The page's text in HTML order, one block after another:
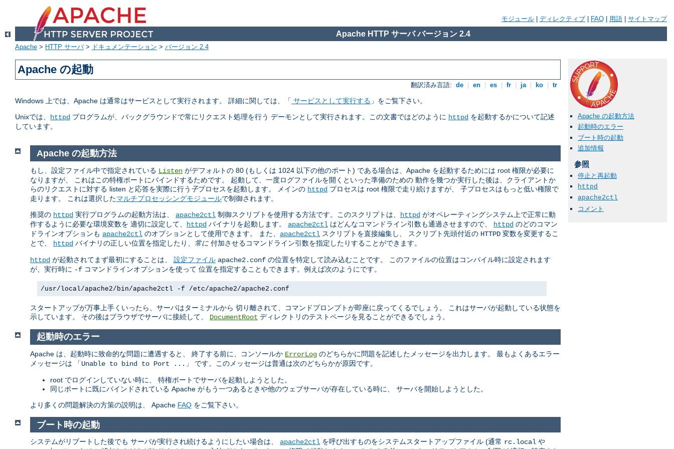
モジュール ディレクティブ FAQ 用語 サイトマップ
Apache HTTP サーバ バージョン 2.4
Apache > HTTP サーバ> ドキュメンテーション > バージョン 2.4
Apache の起動
翻訳済み言語: de en es fr ja ko tr
Windows 上では、Apache は通常はサービスとして実行されます。 詳細に関しては、「 サービスとして実行する 」をご覧下さい。
Unixでは、 httpd プログラムが、バックグラウンドで常にリクエスト処理を行う デーモンとして実行されます。この文書ではどのように httpd を起動するかについて記述
しています。
Apache の起動方法
起動時のエラー
ブート時の起動
追加情報
参照
停止と再起動
httpd
apache2ctl
コメント
Apache の起動方法
もし、設定ファイル中で指定されている Listen がデフォルトの 80 (もしくは 1024 以下の他のポート) である場合は、Apache を起動するためには root 権限が必要に
なりますが、 これはこの特権ポートにバインドするためです。 起動して、一度ログファイルを開くといった準備のための 動作を幾つか実行した後は、クライアントか
らのリクエストに対する listen と応答を実際に行う 子プロセスを起動します。 メインの httpd プロセスは root 権限で走り続けますが、 子プロセスはもっと低い権限で
走ります。 これは選択したマルチプロセッシングモジュールで制御されます。
推奨の httpd 実行プログラムの起動方法は、 apache2ctl 制御スクリプトを使用する方法です。このスクリプトは、 httpd がオペレーティングシステム上で正常に動
作するように必要な環境変数を 適切に設定して、
httpd バイナリを起動します。 apache2ctl はどんなコマンドライン引数も通過させますので、 httpd のどのコマン
ドラインオプションも apache2ctl のオプションとして使用できます。 また、 apache2ctl スクリプトを直接編集し、 スクリプト先頭付近の HTTPD 変数を変更するこ
とで、
httpd バイナリの正しい位置を指定したり、 常に 付加させるコマンドライン引数を指定したりすることができます。
httpd が起動されてまず最初にすることは、 設定ファイル apache2.conf の位置を特定して読み込むことです。 このファイルの位置はコンパイル時に設定されます
が、実行時に -f コマンドラインオプションを使って 位置を指定することもできます。例えば次のようにです。
/usr/local/apache2/bin/apache2ctl -f /etc/apache2/apache2.conf
スタートアップが万事上手くいったら、サーバはターミナルから 切り離されて、コマンドプロンプトが即座に戻ってくるでしょう。 これはサーバが起動している状態を
示しています。 その後はブラウザでサーバに接続して、 DocumentRoot ディレクトリのテストページを見ることができるでしょう。
起動時のエラー
Apache は、起動時に致命的な問題に遭遇すると、 終了する前に、コンソールか ErrorLog のどちらかに問題を記述したメッセージを出力します。 最もよくあるエラー
メッセージは 「Unable to bind to Port ... 」 です。このメッセージは普通は次のどちらかが原因です。
root でログインしていない時に、 特権ポートでサーバを起動しようとした。
同じポートに既にバインドされている Apache がもう一つあるときや他のウェブサーバが存在している時に、 サーバを開始しようとした。
より多くの問題解決の方策の説明は、 Apache FAQ をご覧下さい。
ブート時の起動
システムがリブートした後でも サーバが実行され続けるようにしたい場合は、 apache2ctl を呼び出すものをシステムスタートアップファイル (通常 rc.local や